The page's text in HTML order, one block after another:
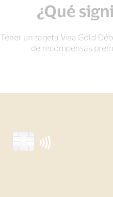
¿Qué
Tener un tarjeta Visa Gold
de recompensas